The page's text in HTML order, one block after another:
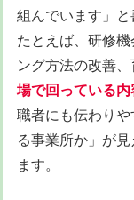
組んでいます」と
たとえば、研修
ング方法の改善、
場で回っている内
職者にも伝わり
る事業所か」が
ます。